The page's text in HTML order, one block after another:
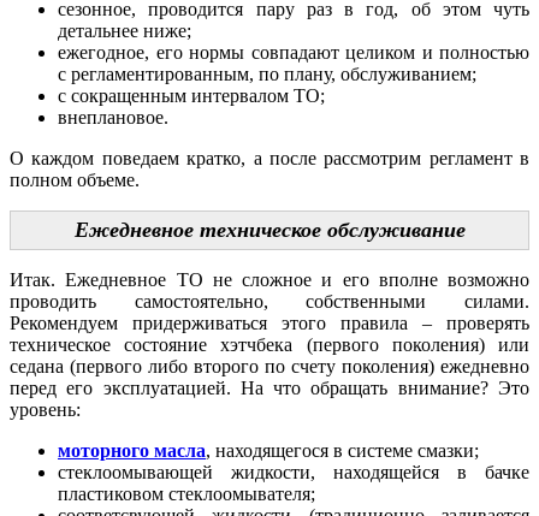
сезонное, проводится пару раз в год, об этом чуть
детальнее ниже;
ежегодное, его нормы совпадают целиком и полностью
с регламентированным, по плану, обслуживанием;
с сокращенным интервалом ТО;
внеплановое.
О каждом поведаем кратко, а после рассмотрим регламент в
полном объеме.
Ежедневное техническое обслуживание
Итак. Ежедневное ТО не сложное и его вполне возможно
проводить самостоятельно, собственными силами.
Рекомендуем придерживаться этого правила – проверять
техническое состояние хэтчбека (первого поколения) или
седана (первого либо второго по счету поколения) ежедневно
перед его эксплуатацией. На что обращать внимание? Это
уровень:
моторного масла, находящегося в системе смазки;
стеклоомывающей жидкости, находящейся в бачке
пластиковом стеклоомывателя;